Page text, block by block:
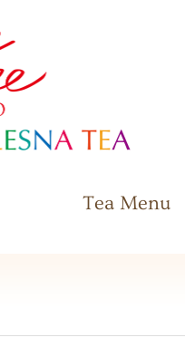
Tea Menu